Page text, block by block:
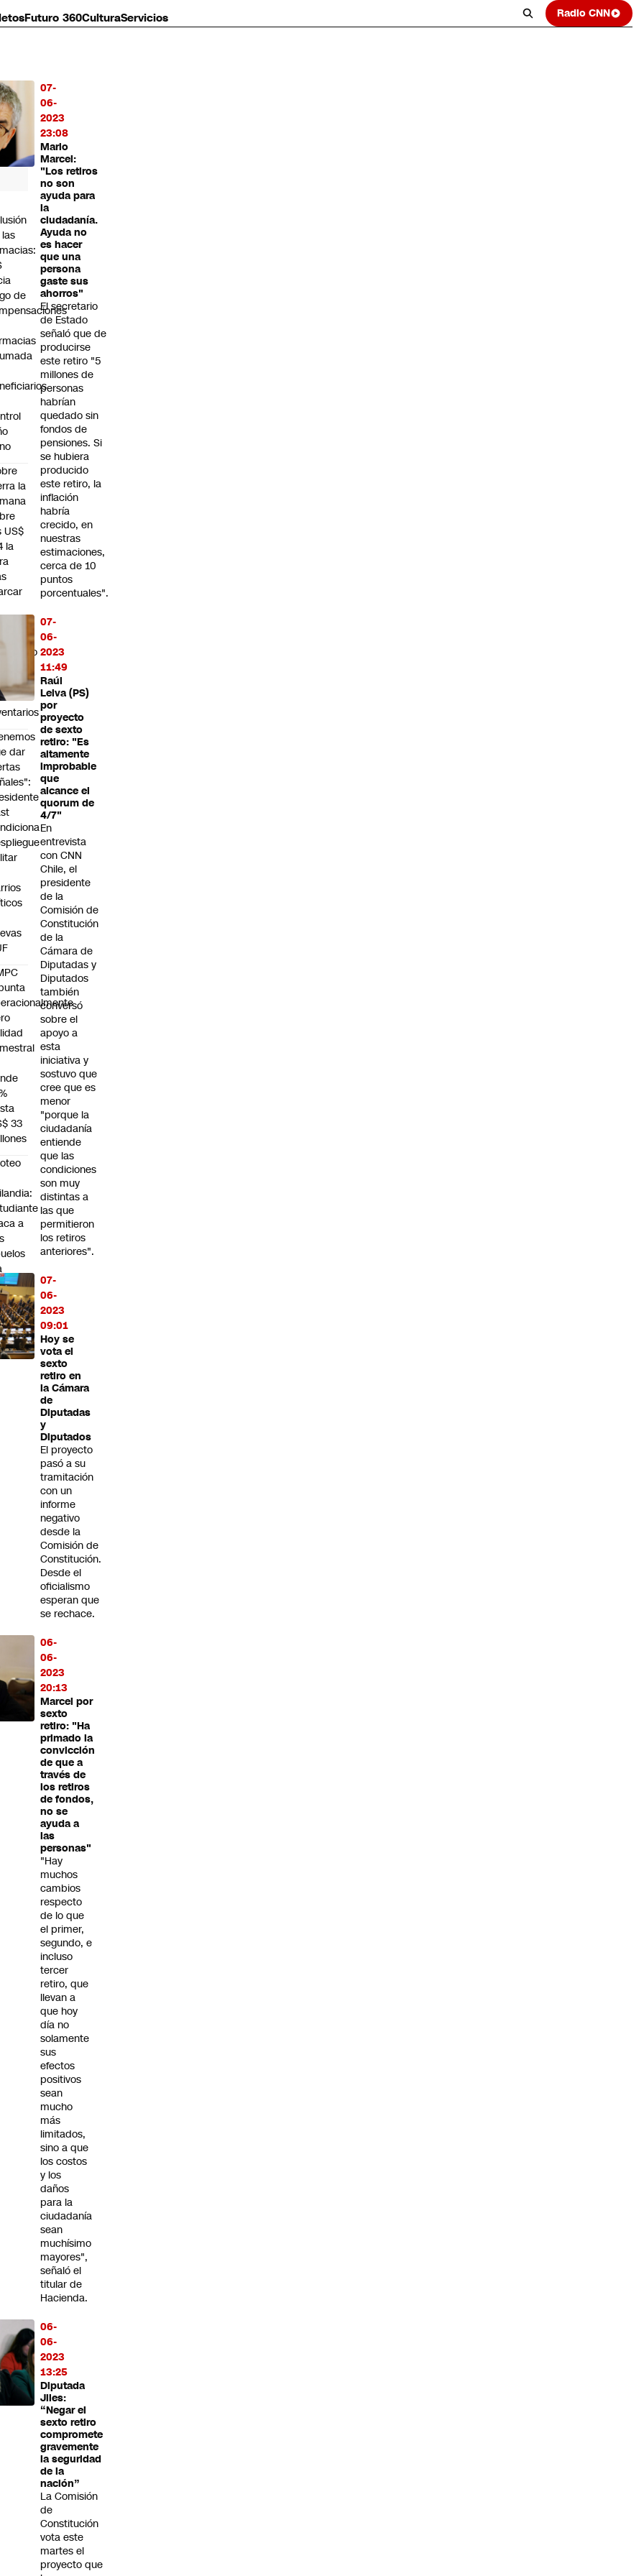
Futuro 360CulturaServicios Radio CNN
07-
06-
2023
23:08
Mario
Marcel:
"Los retiros
no son
ayuda para
la
ciudadanía.
Ayuda no
es hacer
que una
persona
gaste sus
ahorros"
El secretario
de Estado
señaló que de
producirse
este retiro "5
millones de
personas
habrían
quedado sin
fondos de
pensiones. Si
se hubiera
producido
este retiro, la
inflación
habría
crecido, en
nuestras
estimaciones,
cerca de 10
puntos
porcentuales".
07-
06-
2023
11:49
Raúl
Leiva (PS)
por
proyecto
de sexto
retiro: "Es
altamente
improbable
que
alcance el
quorum de
4/7"
En
entrevista
con CNN
Chile, el
presidente
de la
Comisión de
Constitución
de la
Cámara de
Diputadas y
Diputados
también
conversó
sobre el
apoyo a
esta
iniciativa y
sostuvo que
cree que es
menor
"porque la
ciudadanía
entiende
que las
condiciones
son muy
distintas a
las que
permitieron
los retiros
anteriores".
07-
06-
2023
09:01
Hoy se
vota el
sexto
retiro en
la Cámara
de
Diputadas
y
Diputados
El proyecto
pasó a su
tramitación
con un
informe
negativo
desde la
Comisión de
Constitución.
Desde el
oficialismo
esperan que
se rechace.
06-
06-
2023
20:13
Marcel por
sexto
retiro: "Ha
primado la
convicción
de que a
través de
los retiros
de fondos,
no se
ayuda a
las
personas"
"Hay
muchos
cambios
respecto
de lo que
el primer,
segundo, e
incluso
tercer
retiro, que
llevan a
que hoy
día no
solamente
sus
efectos
positivos
sean
mucho
más
limitados,
sino a que
los costos
y los
daños
para la
ciudadanía
sean
muchísimo
mayores",
señaló el
titular de
Hacienda.
06-
06-
2023
13:25
Diputada
Jiles:
“Negar el
sexto retiro
compromete
gravemente
la seguridad
de la
nación”
La Comisión
de
Constitución
vota este
martes el
proyecto que
de
la
US$
la
dar
33
a
su